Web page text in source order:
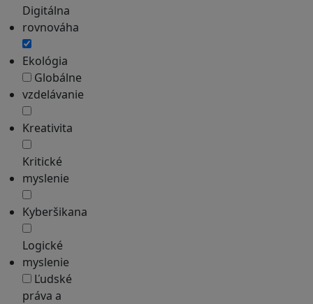
Digitálna
rovnováha
Ekológia
Globálne
vzdelávanie
Kreativita
Kritické
myslenie
Kyberšikana
Logické
myslenie
Ľudské
práva a